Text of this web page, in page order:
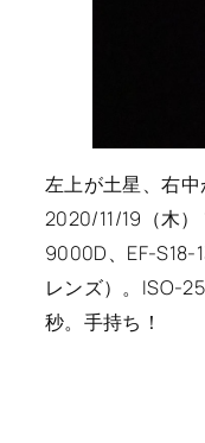
左上が土星、右中
2020/11/19（木
9000D、EF-S18-
レンズ）。ISO-
秒。手持ち！